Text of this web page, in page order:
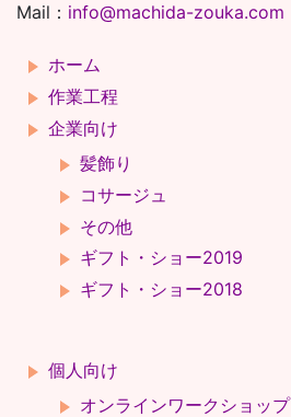
Mail： info@machida-zouka.com
ホーム
作業工程
企業向け
髪飾り
コサージュ
その他
ギフト・ショー2019
ギフト・ショー2018
個人向け
オンラインワークショップ